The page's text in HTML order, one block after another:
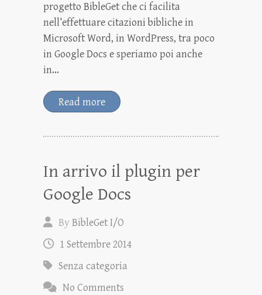
progetto BibleGet che ci facilita
nell’effettuare citazioni bibliche in
Microsoft Word, in WordPress, tra poco
in Google Docs e speriamo poi anche
in…
Read more
In arrivo il plugin per
Google Docs
ByBibleGet I/O
1 Settembre 2014
Senza categoria
No Comments